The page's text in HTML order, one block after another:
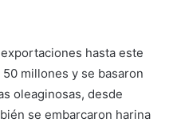
hasta este
millones y se basaron
oleaginosas, desde
se embarcaron harina